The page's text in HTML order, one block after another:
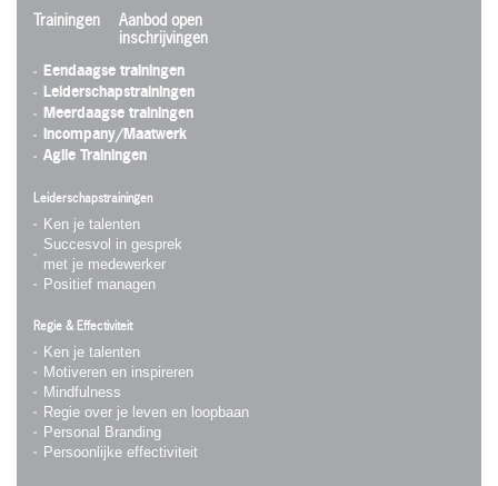
Trainingen
Aanbod open
inschrijvingen
Eendaagse trainingen
Leiderschapstrainingen
Meerdaagse trainingen
Incompany/Maatwerk
Agile Trainingen
Leiderschapstrainingen
Ken je talenten
Succesvol in gesprek
met je medewerker
Positief managen
Regie & Effectiviteit
Ken je talenten
Motiveren en inspireren
Mindfulness
Regie over je leven en loopbaan
Personal Branding
Persoonlijke effectiviteit